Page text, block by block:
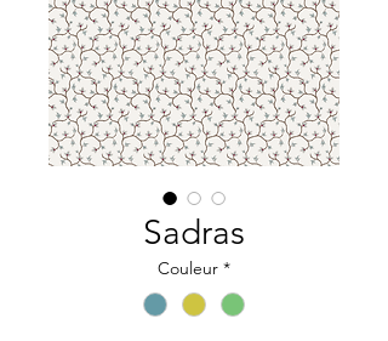
Sadras
Couleur *